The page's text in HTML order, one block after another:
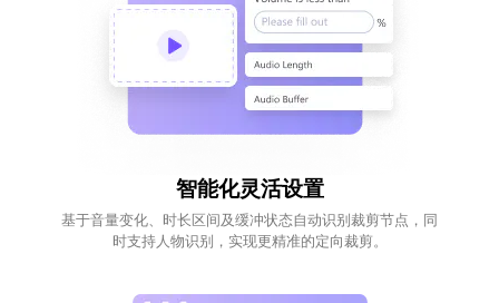
智能化灵活设置
基于音量变化、时长区间及缓冲状态自动识别裁剪节点，同
时支持人物识别，实现更精准的定向裁剪。